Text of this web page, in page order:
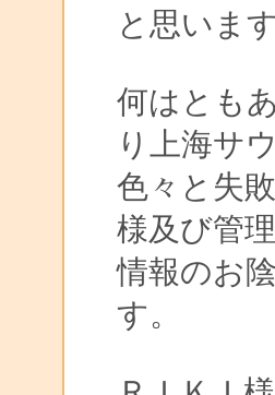
と思います
何はとも
り上海サ
色々と失
様及び管
情報のお
す。